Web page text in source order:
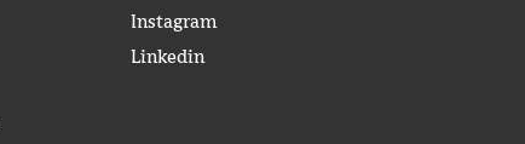
Instagram
Linkedin